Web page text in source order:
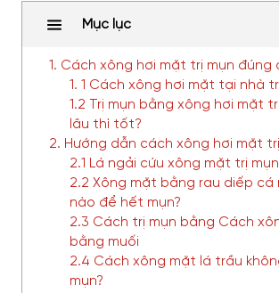
Mục lục
1. Cách xông hơi mặt trị mụn đúng
1. 1 Cách xông hơi mặt tại nhà
1.2 Trị mụn bằng xông hơi mặt
lâu thì tốt?
2. Hướng dẫn cách xông hơi mặt
2.1 Lá ngải cứu xông mặt trị mụn
2.2 Xông mặt bằng rau diếp cá
nào để hết mụn?
2.3 Cách trị mụn bằng Cách
bằng muối
2.4 Cách xông mặt lá trầu
mụn?